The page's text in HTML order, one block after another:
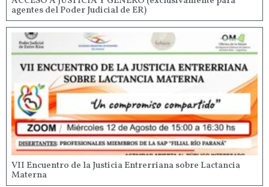
agentes del Poder Judicial de ER)
VII Encuentro de la Justicia Entrerriana sobre Lactancia
Materna